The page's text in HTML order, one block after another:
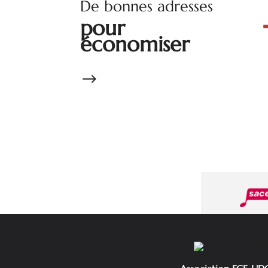
De bonnes adresses
pour
économiser
$